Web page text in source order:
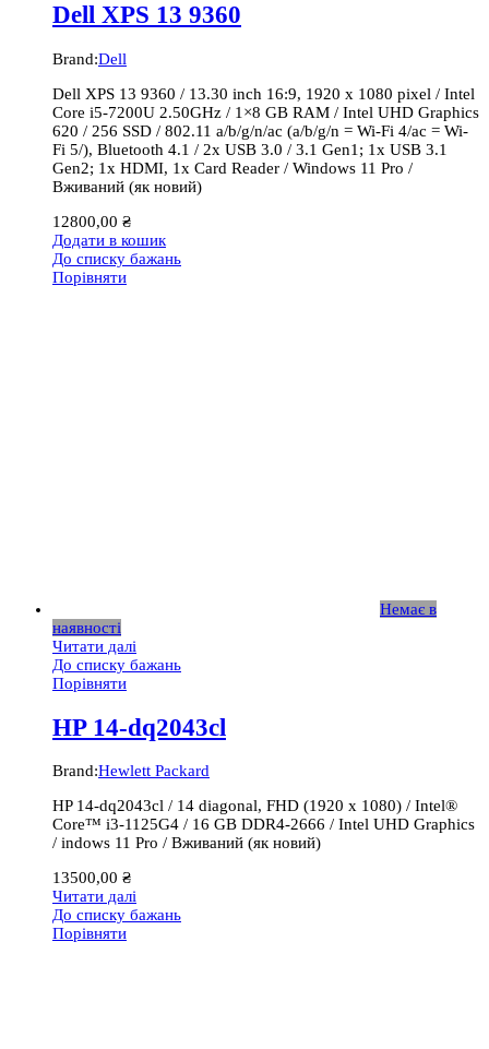
Dell XPS 13 9360
Brand:Dell
Dell XPS 13 9360 / 13.30 inch 16:9, 1920 x 1080 pixel / Intel
Core i5-7200U 2.50GHz / 1×8 GB RAM / Intel UHD Graphics
620 / 256 SSD / 802.11 a/b/g/n/ac (a/b/g/n = Wi-Fi 4/ac = Wi-
Fi 5/), Bluetooth 4.1 / 2x USB 3.0 / 3.1 Gen1; 1x USB 3.1
Gen2; 1x HDMI, 1x Card Reader / Windows 11 Pro /
Вживаний (як новий)
12800,00 ₴
Додати в кошик
До списку бажань
Порівняти
Немає в
наявності
Читати далі
До списку бажань
Порівняти
HP 14-dq2043cl
Brand:Hewlett Packard
HP 14-dq2043cl / 14 diagonal, FHD (1920 x 1080) / Intel®
Core™ i3-1125G4 / 16 GB DDR4-2666 / Intel UHD Graphics
/ indows 11 Pro / Вживаний (як новий)
13500,00 ₴
Читати далі
До списку бажань
Порівняти